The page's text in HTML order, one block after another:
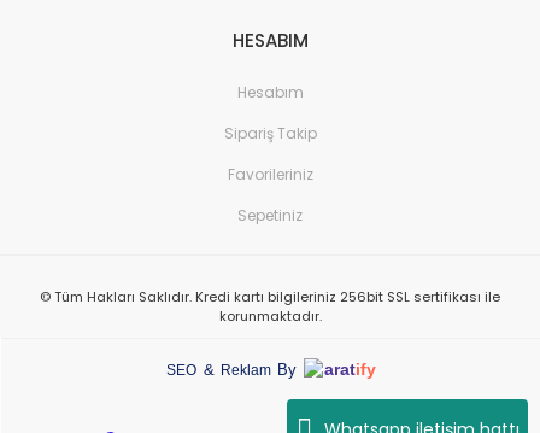
HESABIM
Hesabım
Sipariş Takip
Favorileriniz
Sepetiniz
© Tüm Hakları Saklıdır. Kredi kartı bilgileriniz 256bit SSL sertifikası ile
korunmaktadır.
SEO & Reklam By aratify